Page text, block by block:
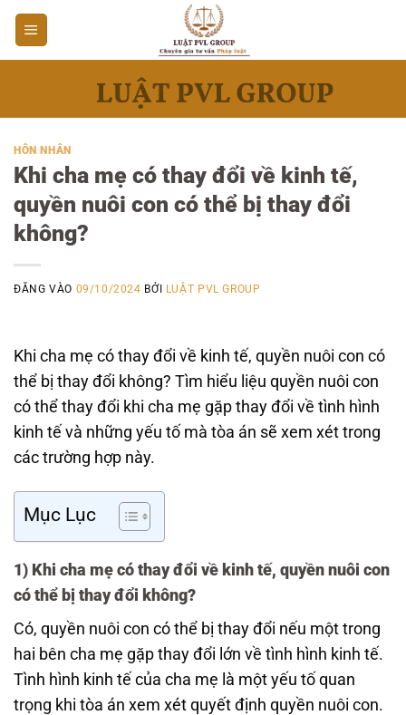
Bỏ
qua
nội
HÔN NHÂN
Khi cha mẹ có thay đổi về kinh tế,
quyền nuôi con có thể bị thay đổi
không?
ĐĂNG VÀO 09/10/2024 BỞI LUẬT PVL GROUP
Khi cha mẹ có thay đổi về kinh tế, quyền nuôi con có
thể bị thay đổi không? Tìm hiểu liệu quyền nuôi con
có thể thay đổi khi cha mẹ gặp thay đổi về tình hình
kinh tế và những yếu tố mà tòa án sẽ xem xét trong
các trường hợp này.
Mục Lục
1) Khi cha mẹ có thay đổi về kinh tế, quyền nuôi con
có thể bị thay đổi không?
Có, quyền nuôi con có thể bị thay đổi nếu một trong
hai bên cha mẹ gặp thay đổi lớn về tình hình kinh tế.
Tình hình kinh tế của cha mẹ là một yếu tố quan
trọng khi tòa án xem xét quyết định quyền nuôi con.